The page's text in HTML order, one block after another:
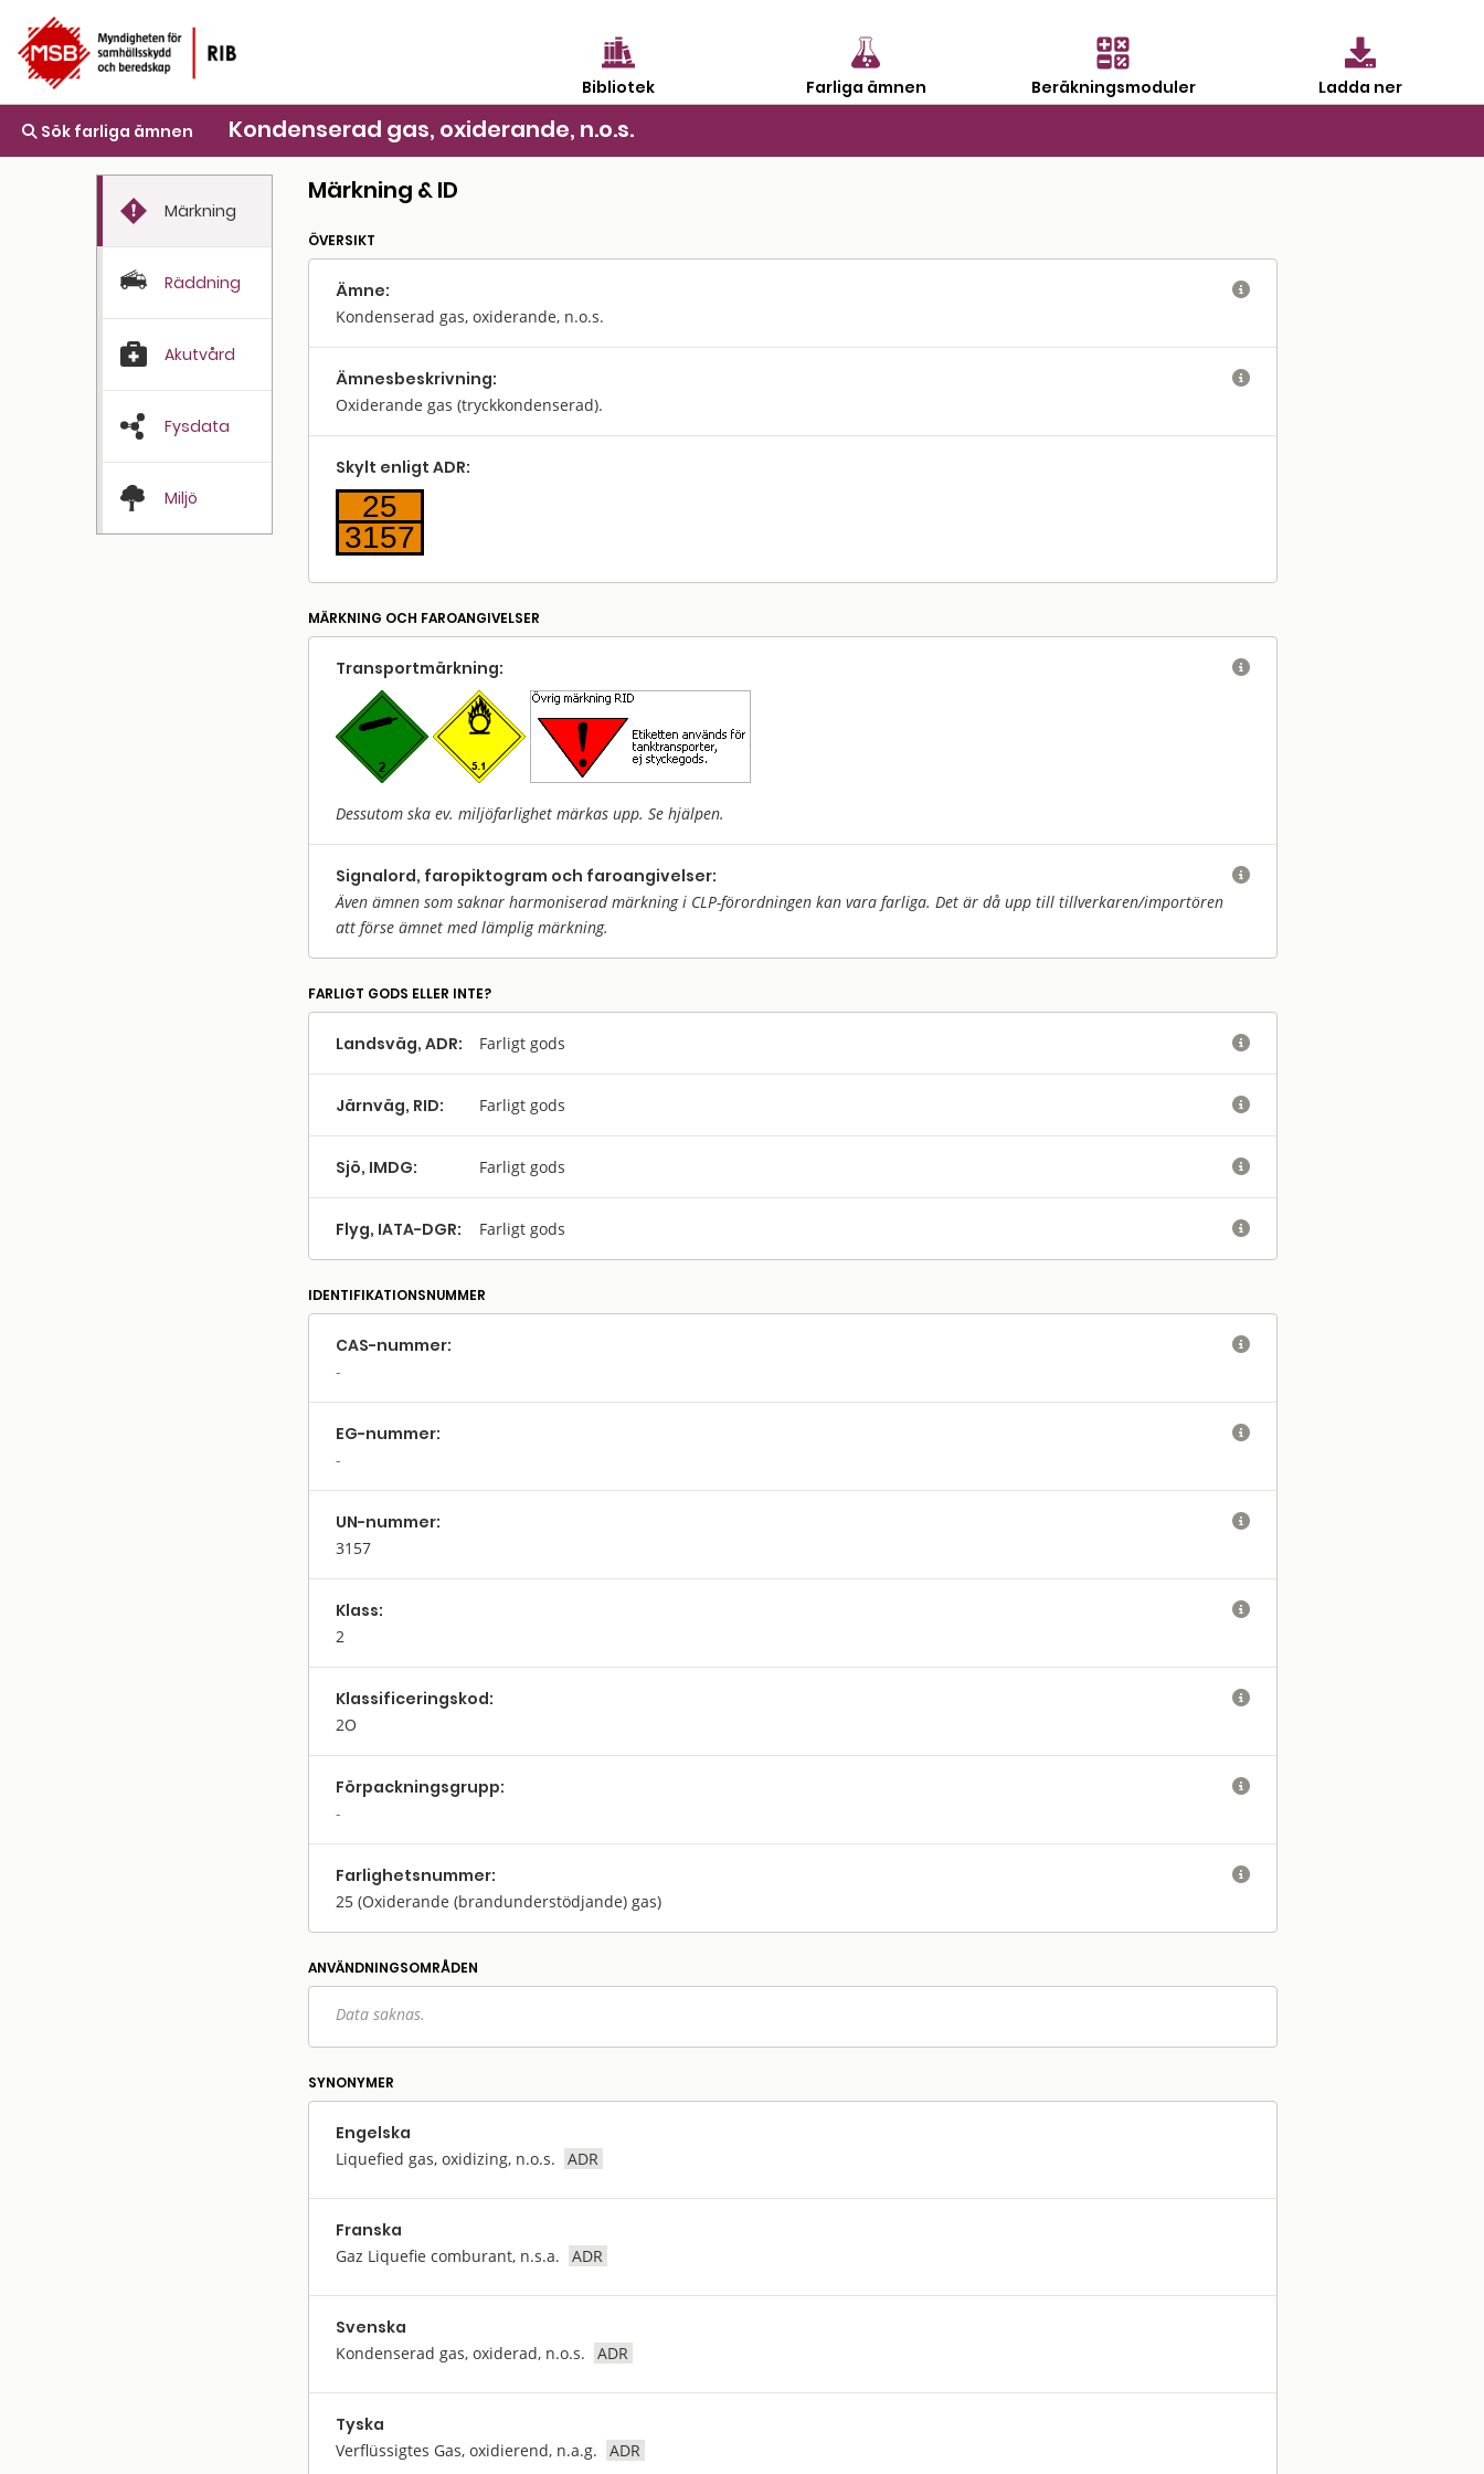
Bibliotek Farliga ämnen Beräkningsmoduler Ladda ner
Sök farliga ämnen Kondenserad gas, oxiderande, n.o.s.
Märkning
Räddning
Akutvård
Fysdata
Miljö
Märkning & ID
ÖVERSIKT
Ämne:
Kondenserad gas, oxiderande, n.o.s.

Ämnes­beskrivning:
Oxiderande gas (tryckkondenserad).

Skylt enligt ADR:
25
3157
MÄRKNING OCH FAROANGIVELSER
Transport­märkning:
Dessutom ska ev. miljöfarlighet märkas upp. Se hjälpen.

Signalord, faropiktogram och faroangivelser:
Även ämnen som saknar harmoniserad märkning i CLP-förordningen kan vara farliga. Det är då upp till tillverkaren/importören
att förse ämnet med lämplig märkning.

FARLIGT GODS ELLER INTE?
Landsväg, ADR: Farligt gods 
Järnväg, RID: Farligt gods 
Sjö, IMDG: Farligt gods 
Flyg, IATA-DGR: Farligt gods 
IDENTIFIKATIONSNUMMER
CAS-nummer: 
EG-nummer: 
UN-nummer:
3157

Klass:
2

Klassifi­cerings­kod:
2O

Förpack­nings­grupp: 
Farlighets­nummer:
25 (Oxiderande (brandunderstödjande) gas)

ANVÄNDNINGS­OMRÅDEN
Data saknas.
SYNONYMER
Engelska
Liquefied gas, oxidizing, n.o.s. ADR
Franska
Gaz Liquefie comburant, n.s.a. ADR
Svenska
Kondenserad gas, oxiderad, n.o.s. ADR
Tyska
Verflüssigtes Gas, oxidierend, n.a.g. ADR